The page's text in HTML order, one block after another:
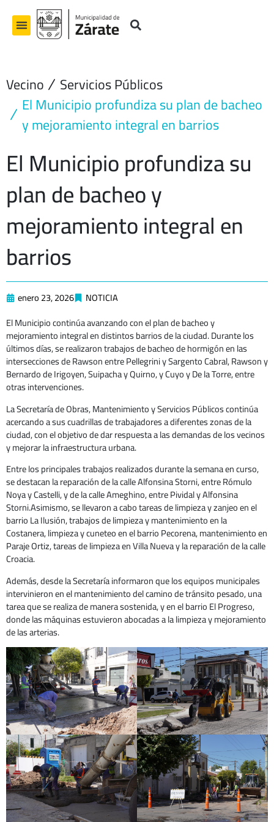
contenido
Vecino Servicios Públicos
El Municipio profundiza su plan de bacheo
y mejoramiento integral en barrios
El Municipio profundiza su
plan de bacheo y
mejoramiento integral en
barrios
enero 23, 2026
NOTICIA
El Municipio continúa avanzando con el plan de bacheo y
mejoramiento integral en distintos barrios de la ciudad. Durante los
últimos días, se realizaron trabajos de bacheo de hormigón en las
intersecciones de Rawson entre Pellegrini y Sargento Cabral, Rawson y
Bernardo de Irigoyen, Suipacha y Quirno, y Cuyo y De la Torre, entre
otras intervenciones.
La Secretaría de Obras, Mantenimiento y Servicios Públicos continúa
acercando a sus cuadrillas de trabajadores a diferentes zonas de la
ciudad, con el objetivo de dar respuesta a las demandas de los vecinos
y mejorar la infraestructura urbana.
Entre los principales trabajos realizados durante la semana en curso,
se destacan la reparación de la calle Alfonsina Storni, entre Rómulo
Noya y Castelli, y de la calle Ameghino, entre Pividal y Alfonsina
Storni.Asimismo, se llevaron a cabo tareas de limpieza y zanjeo en el
barrio La Ilusión, trabajos de limpieza y mantenimiento en la
Costanera, limpieza y cuneteo en el barrio Pecorena, mantenimiento en
Paraje Ortiz, tareas de limpieza en Villa Nueva y la reparación de la calle
Croacia.
Además, desde la Secretaría informaron que los equipos municipales
intervinieron en el mantenimiento del camino de tránsito pesado, una
tarea que se realiza de manera sostenida, y en el barrio El Progreso,
donde las máquinas estuvieron abocadas a la limpieza y mejoramiento
de las arterias.